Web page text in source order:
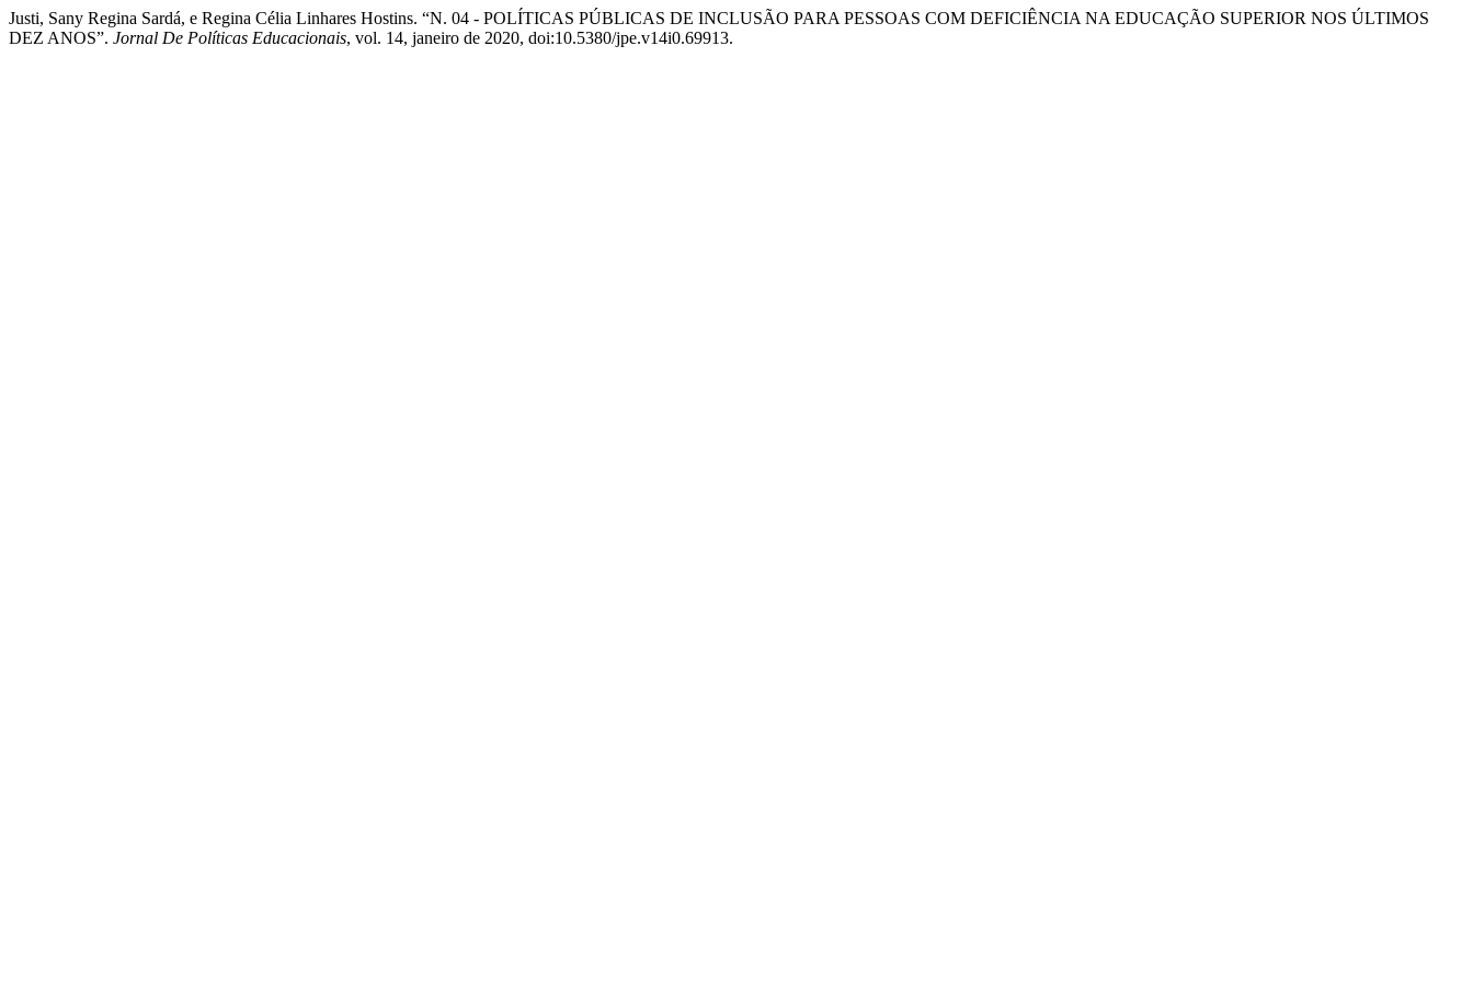
Justi, Sany Regina Sardá, e Regina Célia Linhares Hostins. “N. 04 - POLÍTICAS PÚBLICAS DE INCLUSÃO PARA PESSOAS COM DEFICIÊNCIA NA EDUCAÇÃO SUPERIOR NOS ÚLTIMOS
DEZ ANOS”. Jornal De Políticas Educacionais, vol. 14, janeiro de 2020, doi:10.5380/jpe.v14i0.69913.